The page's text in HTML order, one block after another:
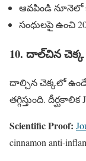
ఆవపిండి నూనెలో
సంధులపై ఉంచి
10. దాల్‌చిన చెక్క
దాల్చిన చెక్కలో ఉండే
తగ్గిస్తుంది.
Scientific Proof:
cinnamon anti-